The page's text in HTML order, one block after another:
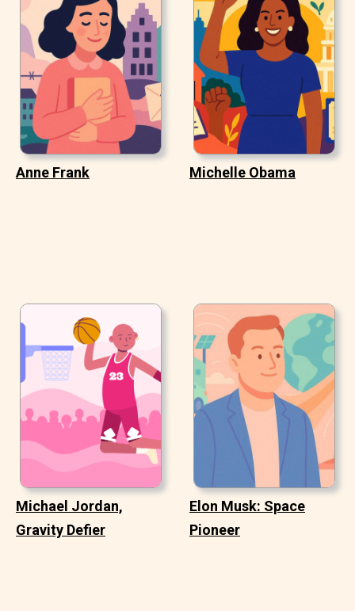
Anne Frank Michelle Obama
Michael Jordan,
Gravity Defier
Elon Musk: Space
Pioneer